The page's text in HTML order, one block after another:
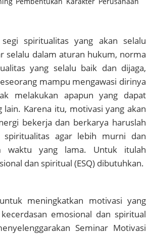
spiritualitas yang akan selalu
selalu dalam aturan hukum, norma
yang selalu baik dan dijaga,
mampu mengawasi dirinya
melakukan apapun yang dapat
lain. Karena itu, motivasi yang akan
bekerja dan berkarya haruslah
agar lebih murni dan
waktu yang lama. Untuk itulah
dan spiritual (ESQ) dibutuhkan.
meningkatkan motivasi yang
emosional dan spiritual
Seminar Motivasi